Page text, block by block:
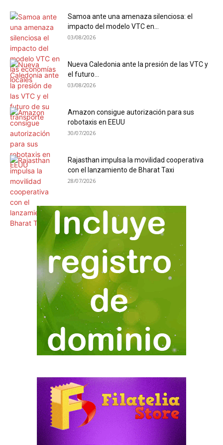
Samoa ante una amenaza silenciosa: el
impacto del modelo VTC en...
03/08/2026
Nueva Caledonia ante la presión de las VTC y
el futuro...
03/08/2026
Amazon consigue autorización para sus
robotaxis en EEUU
30/07/2026
Rajasthan impulsa la movilidad cooperativa
con el lanzamiento de Bharat Taxi
28/07/2026